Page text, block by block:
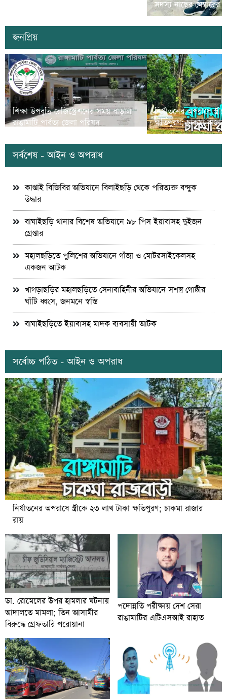
সদস্য নাছের মেম্বারের
জনপ্রিয়
শিক্ষা উপবৃত্তি রেজিস্ট্রেশনের সময় বাড়াল
রাঙামাটি পার্বত্য জেলা পরিষদ
নির্যাতনের অপরাধে
ক্ষতিপুরণ; চাকমা
সর্বশেষ - আইন ও অপরাধ
কাপ্তাই বিজিবির অভিযানে বিলাইছড়ি থেকে পরিত্যক্ত বন্দুক
উদ্ধার
বাঘাইছড়ি থানার বিশেষ অভিযানে ৯৮ পিস ইয়াবাসহ দুইজন
গ্রেপ্তার
মহালছড়িতে পুলিশের অভিযানে গাঁজা ও মোটরসাইকেলসহ
একজন আটক
খাগড়াছড়ির মহালছড়িতে সেনাবাহিনীর অভিযানে সশস্ত্র গোষ্ঠীর
ঘাঁটি ধ্বংস, জনমনে স্বস্তি
বাঘাইছড়িতে ইয়াবাসহ মাদক ব্যবসায়ী আটক
সর্বোচ্চ পঠিত - আইন ও অপরাধ
নির্যাতনের অপরাধে স্ত্রীকে ২৩ লাখ টাকা ক্ষতিপুরণ; চাকমা রাজার
রায়
ডা. রোমেলের উপর হামলার ঘটনায়
আদালতে মামলা; তিন আসামীর
বিরুদ্ধে গ্রেফতারি পরোয়ানা
পদোন্নতি পরীক্ষায় দেশ সেরা
রাঙামাটির এটিএসআই রাহাত